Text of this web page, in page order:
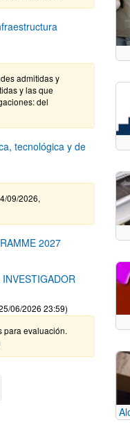
admitidas y
y las que
del
tecnológica y de
09/2026,
2027
06/2026 23:59)
para evaluación.
Use TAB para